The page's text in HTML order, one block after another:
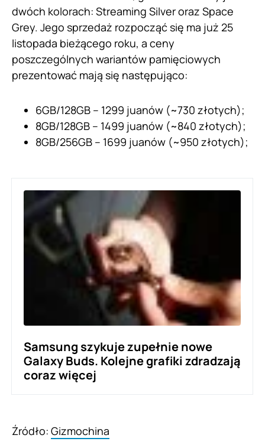
dwóch kolorach: Streaming Silver oraz Space
Grey. Jego sprzedaż rozpocząć się ma już 25
listopada bieżącego roku, a ceny
poszczególnych wariantów pamięciowych
prezentować mają się następująco:
6GB/128GB – 1299 juanów (~730 złotych);
8GB/128GB – 1499 juanów (~840 złotych);
8GB/256GB – 1699 juanów (~950 złotych);
Samsung szykuje zupełnie nowe
Galaxy Buds. Kolejne grafiki zdradzają
coraz więcej
Źródło: Gizmochina